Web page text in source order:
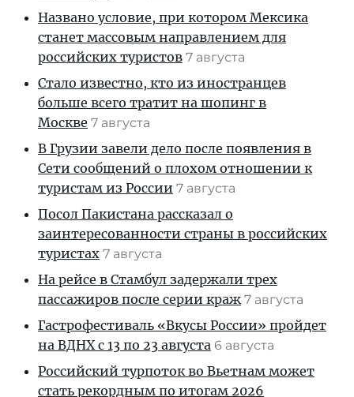
Названо условие, при котором Мексика
станет массовым направлением для
российских туристов 7 августа
Стало известно, кто из иностранцев
больше всего тратит на шопинг в
Москве 7 августа
В Грузии завели дело после появления в
Сети сообщений о плохом отношении к
туристам из России 7 августа
Посол Пакистана рассказал о
заинтересованности страны в российских
туристах 7 августа
На рейсе в Стамбул задержали трех
пассажиров после серии краж 7 августа
Гастрофестиваль «Вкусы России» пройдет
на ВДНХ с 13 по 23 августа 6 августа
Российский турпоток во Вьетнам может
стать рекордным по итогам 2026